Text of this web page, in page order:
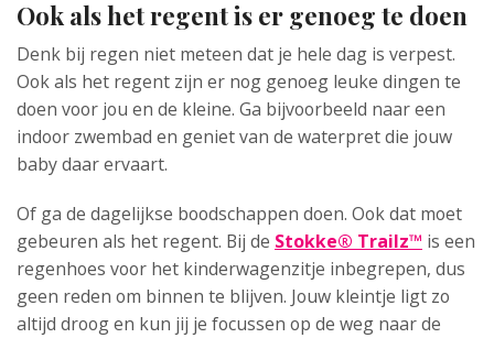
Ook als het regent is er genoeg te doen
Denk bij regen niet meteen dat je hele dag is verpest.
Ook als het regent zijn er nog genoeg leuke dingen te
doen voor jou en de kleine. Ga bijvoorbeeld naar een
indoor zwembad en geniet van de waterpret die jouw
baby daar ervaart.
Of ga de dagelijkse boodschappen doen. Ook dat moet
gebeuren als het regent. Bij de Stokke® Trailz™ is een
regenhoes voor het kinderwagenzitje inbegrepen, dus
geen reden om binnen te blijven. Jouw kleintje ligt zo
altijd droog en kun jij je focussen op de weg naar de